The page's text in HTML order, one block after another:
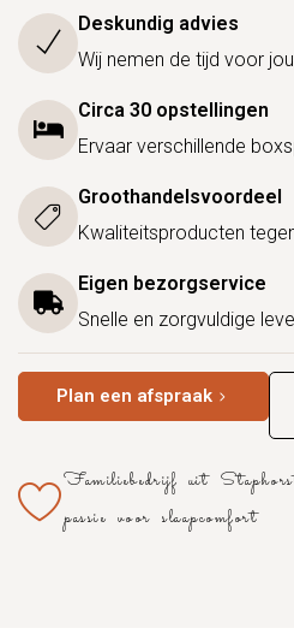
Deskundig advies
Wij nemen de tijd voor
Circa 30 opstellingen
Ervaar verschillende
Groothandelsvoordeel
Kwaliteitsproducten
Eigen bezorgservice
Snelle en zorgvuldige
Plan een afspraak
Familiebedrijf uit
passie voor slaapcomfort